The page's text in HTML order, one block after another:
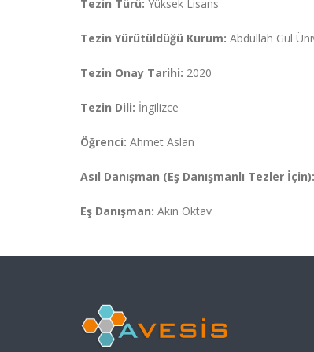
Tezin Türü: Yüksek Lisans
Tezin Yürütüldüğü Kurum: Abdullah Gül
Tezin Onay Tarihi: 2020
Tezin Dili: İngilizce
Öğrenci: Ahmet Aslan
Asıl Danışman (Eş Danışmanlı Tezler İçin):
Eş Danışman: Akın Oktav